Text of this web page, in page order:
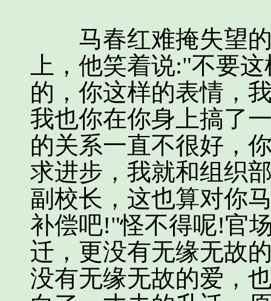
马春红难掩失望的
上，他笑着说:"不要
的，你这样的表情，
我也你在你身上搞了
的关系一直不很好，
求进步，我就和组织
副校长，这也算对你
补偿吧!"怪不得呢!官
迁，更没有无缘无故
没有无缘无故的爱，